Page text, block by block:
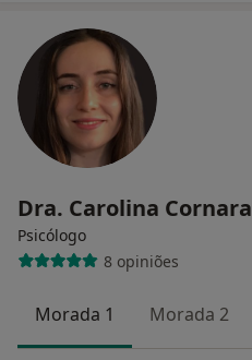
Dra. Carolina Cornara
Psicólogo
8 opiniões
Morada 1 Morada 2